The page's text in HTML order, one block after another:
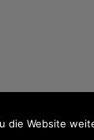
die Website